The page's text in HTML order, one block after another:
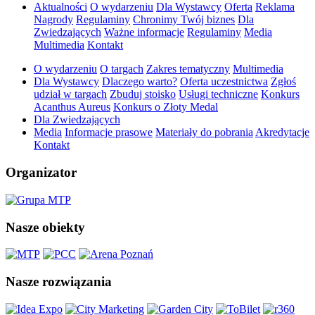
Aktualności O wydarzeniu Dla Wystawcy Oferta Reklama
Nagrody Regulaminy Chronimy Twój biznes Dla
Zwiedzających Ważne informacje Regulaminy Media
Multimedia Kontakt
O wydarzeniu O targach Zakres tematyczny Multimedia
Dla Wystawcy Dlaczego warto? Oferta uczestnictwa Zgłoś
udział w targach Zbuduj stoisko Usługi techniczne Konkurs
Acanthus Aureus Konkurs o Złoty Medal
Dla Zwiedzających
Media Informacje prasowe Materiały do pobrania Akredytacje
Kontakt
Organizator
Nasze obiekty
Nasze rozwiązania